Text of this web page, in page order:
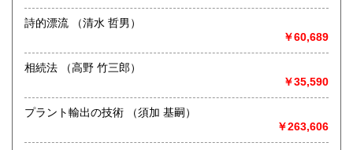
詩的漂流 （清水 哲男）
￥60,689
相続法 （高野 竹三郎）
￥35,590
プラント輸出の技術 （須加 基嗣）
￥263,606